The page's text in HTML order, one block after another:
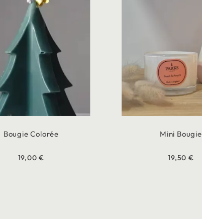
Bougie Colorée
19,00 €
Mini Bougie
19,50 €